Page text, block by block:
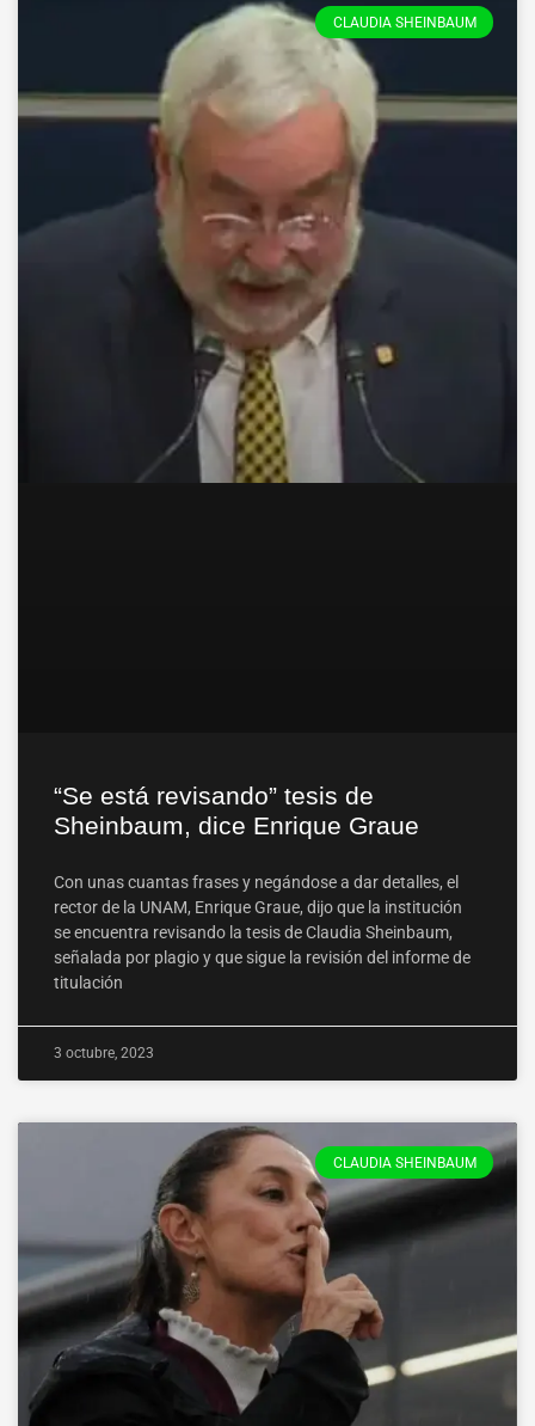
CLAUDIA SHEINBAUM
“Se está revisando” tesis de
Sheinbaum, dice Enrique Graue
Con unas cuantas frases y negándose a dar detalles, el
rector de la UNAM, Enrique Graue, dijo que la institución
se encuentra revisando la tesis de Claudia Sheinbaum,
señalada por plagio y que sigue la revisión del informe de
titulación
3 octubre, 2023
CLAUDIA SHEINBAUM